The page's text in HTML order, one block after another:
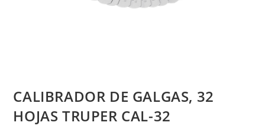
CALIBRADOR DE GALGAS, 32
HOJAS TRUPER CAL-32